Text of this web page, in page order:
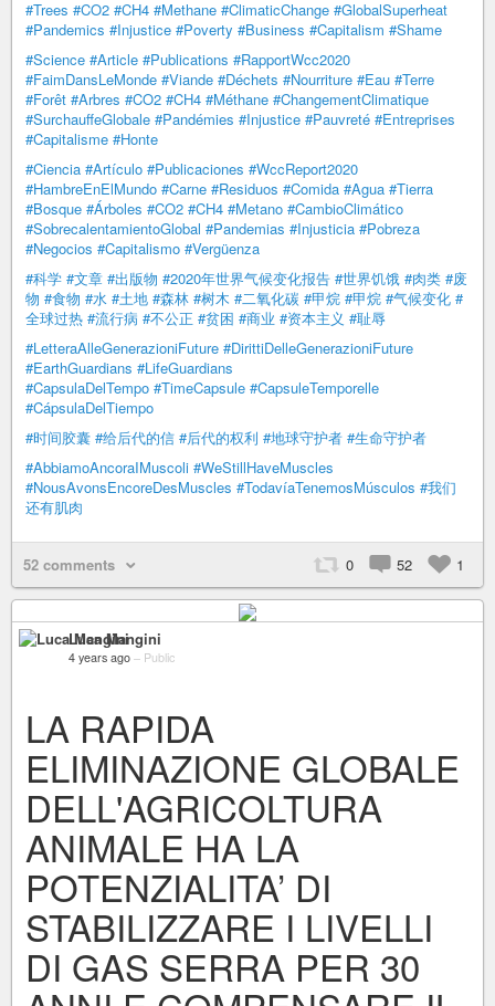
#Trees #CO2 #CH4 #Methane #ClimaticChange #GlobalSuperheat
#Pandemics #Injustice #Poverty #Business #Capitalism #Shame
#Science #Article #Publications #RapportWcc2020
#FaimDansLeMonde #Viande #Déchets #Nourriture #Eau #Terre
#Forêt #Arbres #CO2 #CH4 #Méthane #ChangementClimatique
#SurchauffeGlobale #Pandémies #Injustice #Pauvreté #Entreprises
#Capitalisme #Honte
#Ciencia #Artículo #Publicaciones #WccReport2020
#HambreEnElMundo #Carne #Residuos #Comida #Agua #Tierra
#Bosque #Árboles #CO2 #CH4 #Metano #CambioClimático
#SobrecalentamientoGlobal #Pandemias #Injusticia #Pobreza
#Negocios #Capitalismo #Vergüenza
#科学 #文章 #出版物 #2020年世界气候变化报告 #世界饥饿 #肉类 #废
物 #食物 #水 #土地 #森林 #树木 #二氧化碳 #甲烷 #甲烷 #气候变化 #
全球过热 #流行病 #不公正 #贫困 #商业 #资本主义 #耻辱
#LetteraAlleGenerazioniFuture #DirittiDelleGenerazioniFuture
#EarthGuardians #LifeGuardians
#CapsulaDelTempo #TimeCapsule #CapsuleTemporelle
#CápsulaDelTiempo
#时间胶囊 #给后代的信 #后代的权利 #地球守护者 #生命守护者
#AbbiamoAncoraIMuscoli #WeStillHaveMuscles
#NousAvonsEncoreDesMuscles #TodavíaTenemosMúsculos #我们
还有肌肉
52 comments 0 52 1
Luca Mangini
4 years ago – Public
LA RAPIDA
ELIMINAZIONE GLOBALE
DELL'AGRICOLTURA
ANIMALE HA LA
POTENZIALITA’ DI
STABILIZZARE I LIVELLI
DI GAS SERRA PER 30